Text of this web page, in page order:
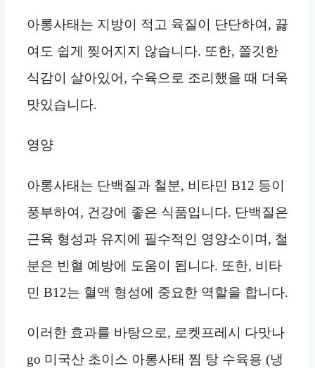
아롱사태는 지방이 적고 육질이 단단하여, 끓
여도 쉽게 찢어지지 않습니다. 또한, 쫄깃한
식감이 살아있어, 수육으로 조리했을 때 더욱
맛있습니다.
영양
아롱사태는 단백질과 철분, 비타민 B12 등이
풍부하여, 건강에 좋은 식품입니다. 단백질은
근육 형성과 유지에 필수적인 영양소이며, 철
분은 빈혈 예방에 도움이 됩니다. 또한, 비타
민 B12는 혈액 형성에 중요한 역할을 합니다.
이러한 효과를 바탕으로, 로켓프레시 다맛나
go 미국산 초이스 아롱사태 찜 탕 수육용 (냉